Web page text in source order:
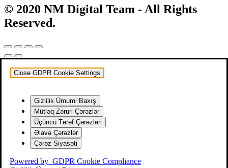
© 2020 NM Digital Team - All Rights
Reserved.
Close GDPR Cookie Settings
Gizlilik Ümumi Baxış
Mütləq Zəruri Çərəzlər
Üçüncü Tərəf Çərəzləri
Əlavə Çərəzlər
Çərəz Siyasəti
Powered by GDPR Cookie Compliance